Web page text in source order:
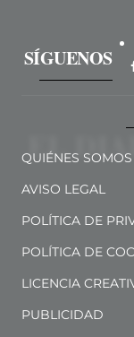
SÍGUENOS
QUIÉNES SOMOS
AVISO LEGAL
POLÍTICA DE
POLÍTICA DE
LICENCIA
PUBLICIDAD